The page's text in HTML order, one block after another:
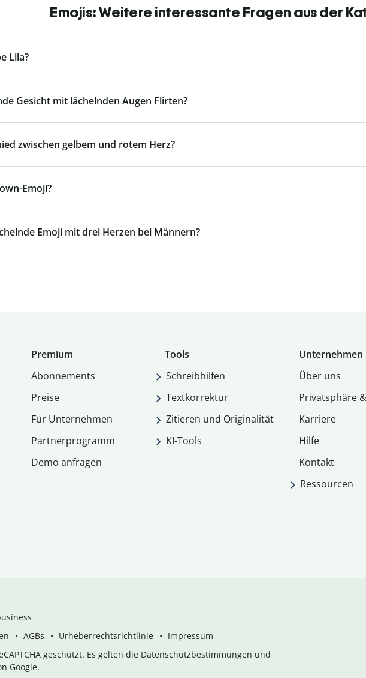
Emojis: Weitere interessante Fragen aus der
Lila?
Gesicht mit lächelnden Augen Flirten?
zwischen gelbem und rotem Herz?
Emoji?
Emoji mit drei Herzen bei Männern?
Premium
Abon­ne­ments
Preise
Für Unternehmen
Partnerprogramm
Demo anfragen
Tools
Schreibhilfen
Textkorrektur
Zitieren und Originalität
KI-Tools
Unternehmen
Über uns
Privatsphäre
Karriere
Hilfe
Kontakt
Ressourcen
AGBs Urheberrechtsrichtlinie
Impressum
geschützt. Es gelten die Datenschutzbestimmungen und
Google.